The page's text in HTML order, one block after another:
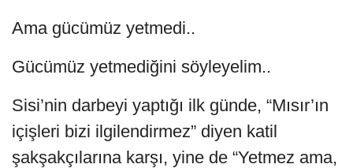
Ama gücümüz yetmedi..
Gücümüz yetmediğini söyleyelim..
Sisi’nin darbeyi yaptığı ilk günde, “Mısır’ın
içişleri bizi ilgilendirmez” diyen katil
şakşakçılarına karşı, yine de “Yetmez ama,